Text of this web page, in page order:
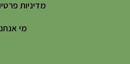
מדיניות
מי